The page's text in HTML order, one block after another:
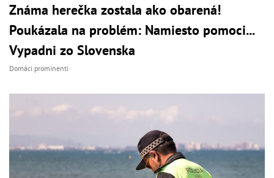
Známa herečka zostala ako obarená!
Poukázala na problém: Namiesto pomoci...
Vypadni zo Slovenska
Domáci prominenti